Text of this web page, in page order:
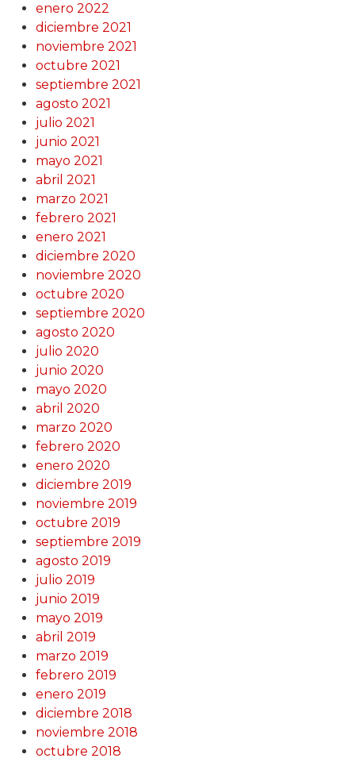
enero 2022
diciembre 2021
noviembre 2021
octubre 2021
septiembre 2021
agosto 2021
julio 2021
junio 2021
mayo 2021
abril 2021
marzo 2021
febrero 2021
enero 2021
diciembre 2020
noviembre 2020
octubre 2020
septiembre 2020
agosto 2020
julio 2020
junio 2020
mayo 2020
abril 2020
marzo 2020
febrero 2020
enero 2020
diciembre 2019
noviembre 2019
octubre 2019
septiembre 2019
agosto 2019
julio 2019
junio 2019
mayo 2019
abril 2019
marzo 2019
febrero 2019
enero 2019
diciembre 2018
noviembre 2018
octubre 2018